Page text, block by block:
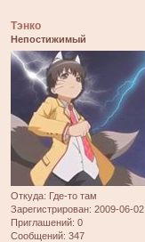
Тэнко
Непостижимый
Откуда: Где-то там
Зарегистрирован: 2009-06-02
Приглашений: 0
Сообщений: 347